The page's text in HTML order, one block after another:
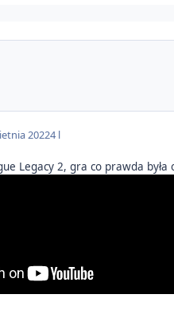
20224 l
Legacy 2, gra co prawda